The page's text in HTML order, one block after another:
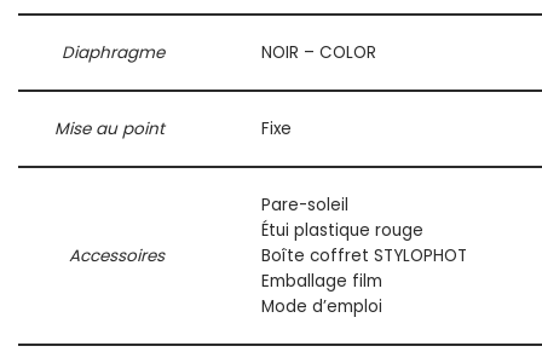
Diaphragme NOIR – COLOR
Mise au point Fixe
Accessoires
Pare-soleil
Étui plastique rouge
Boîte coffret STYLOPHOT
Emballage film
Mode d’emploi